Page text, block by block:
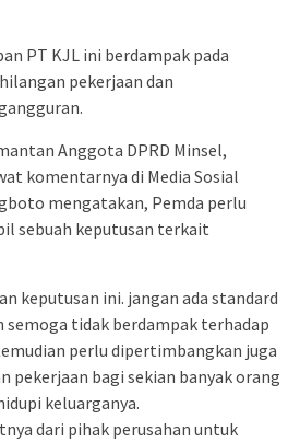
PT KJL ini berdampak pada
pekerjaan dan
Anggota DPRD Minsel,
komentarnya di Media Sosial
mengatakan, Pemda perlu
sebuah keputusan terkait
keputusan ini. jangan ada standard
semoga tidak berdampak terhadap
perlu dipertimbangkan juga
pekerjaan bagi sekian banyak orang
keluarganya.
dari pihak perusahan untuk